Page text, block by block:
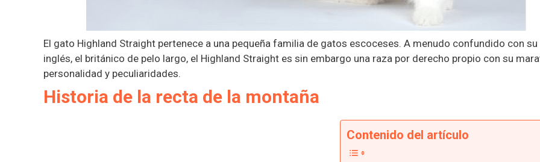
El gato Highland Straight pertenece a una pequeña familia de gatos escoceses. A menudo confundido con
inglés, el británico de pelo largo, el Highland Straight es sin embargo una raza por derecho propio con su
personalidad y peculiaridades.
Historia de la recta de la montaña
Contenido del artículo